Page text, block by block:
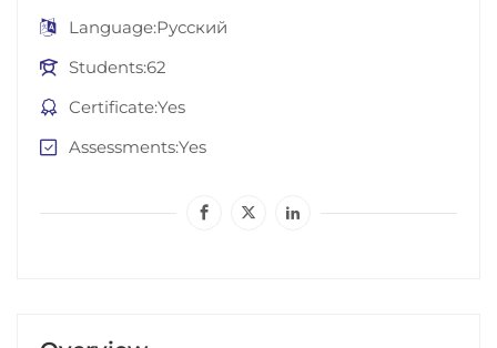
LanguageРусский
Students62
CertificateYes
AssessmentsYes